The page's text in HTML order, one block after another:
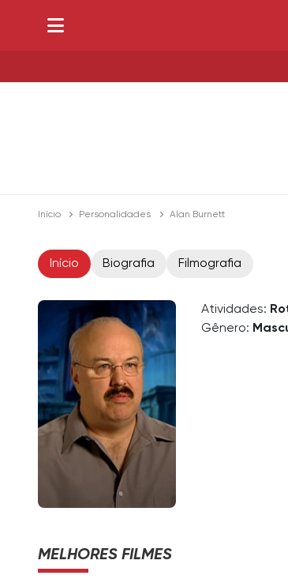
Início Personalidades Alan Burnett
Início Biografia Filmografia
Atividades:
Gênero:
MELHORES FILMES